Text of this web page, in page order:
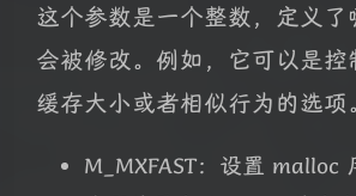
这个参数是一个整数，定义了
会被修改。例如，它可以是控
缓存大小或者相似行为的选项。
M_MXFAST：设置 malloc